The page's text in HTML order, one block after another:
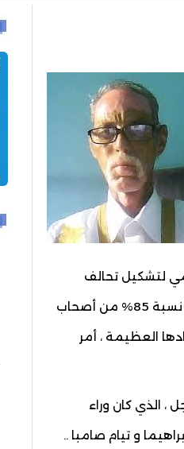
لتشكيل تحالف
انتهازي معاد للعرب و المسلمين ، أن يفهموا أن مشروع تفتيت *المور* ، الذين يمثلون نسبة 85% من أصحاب
العظيمة ، أمر
، الذي كان وراء
و تيام صامبا ..